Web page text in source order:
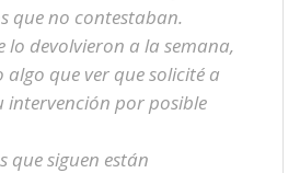
que no contestaban.
lo devolvieron a la semana,
algo que ver que solicité a
intervención por posible
que siguen están